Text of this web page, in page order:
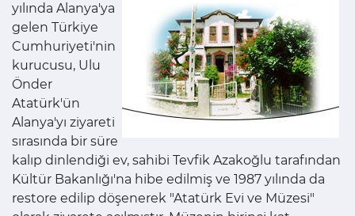
yılında Alanya'ya
gelen Türkiye
Cumhuriyeti'nin
kurucusu, Ulu
Önder
Atatürk'ün
Alanya'yı ziyareti
sırasında bir süre
kalıp dinlendiği ev, sahibi Tevfik Azakoğlu tarafından
Kültür Bakanlığı'na hibe edilmiş ve 1987 yılında da
restore edilip döşenerek "Atatürk Evi ve Müzesi"